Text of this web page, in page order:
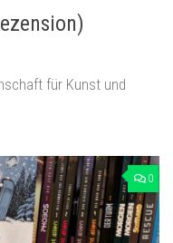
für Kunst und
0